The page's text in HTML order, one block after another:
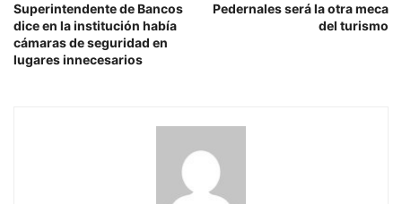
Superintendente de Bancos
dice en la institución había
cámaras de seguridad en
lugares innecesarios
Pedernales será la otra meca
del turismo